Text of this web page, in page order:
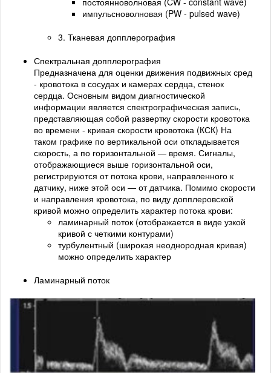
импульсноволновая (PW - pulsed wave)
3. Тканевая допплерография
Спектральная допплерография
Предназначена для оценки движения подвижных сред
- кровотока в сосудах и камерах сердца, стенок
сердца. Основным видом диагностической
информации является спектрографическая запись,
представляющая собой развертку скорости кровотока
во времени - кривая скорости кровотока (КСК) На
таком графике по вертикальной оси откладывается
скорость, а по горизонтальной — время. Сигналы,
отображающиеся выше горизонтальной оси,
регистрируются от потока крови, направленного к
датчику, ниже этой оси — от датчика. Помимо скорости
и направления кровотока, по виду допплеровской
кривой можно определить характер потока крови:
ламинарный поток (отображается в виде узкой
кривой с четкими контурами)
турбулентный (широкая неоднородная кривая)
можно определить характер
Ламинарный поток